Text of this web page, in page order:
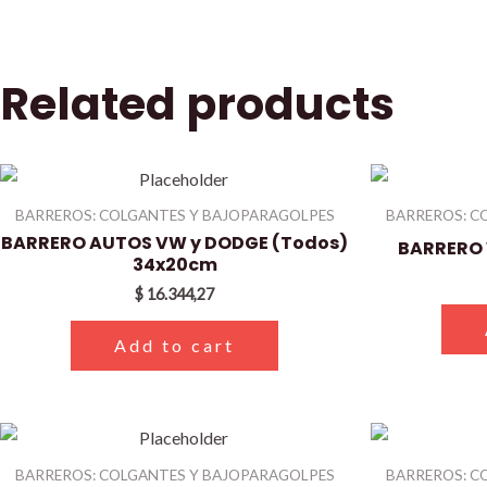
Related products
BARREROS: COLGANTES Y BAJOPARAGOLPES
BARRERO AUTOS VW y DODGE (Todos)
34x20cm
$ 16.344,27
Add to cart
BARREROS:
BARREROS: COLGANTES Y BAJOPARAGOLPES BARREROS: